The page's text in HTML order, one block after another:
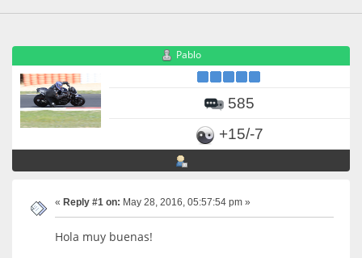
Pablo
585
+15/-7
« Reply #1 on: May 28, 2016, 05:57:54 pm »
Hola muy buenas!